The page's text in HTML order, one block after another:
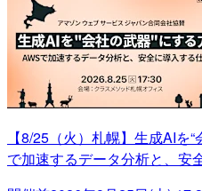
【8/25（火）札幌】生成AIを
で加速するデータ分析と、安